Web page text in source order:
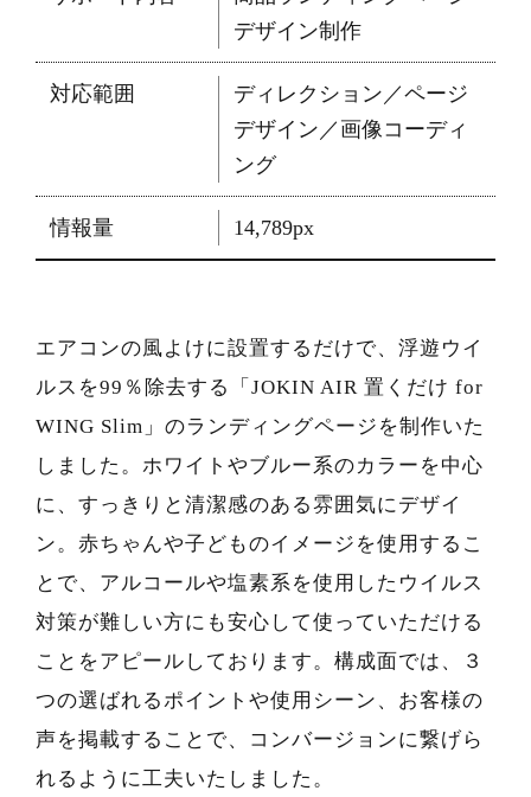
デザイン制作
対応範囲
ディレクション／ページ
デザイン／画像コーディ
ング
情報量 14,789px
エアコンの風よけに設置するだけで、浮遊ウイ
ルスを99％除去する「JOKIN AIR 置くだけ for
WING Slim」のランディングページを制作いた
しました。ホワイトやブルー系のカラーを中心
に、すっきりと清潔感のある雰囲気にデザイ
ン。赤ちゃんや子どものイメージを使用するこ
とで、アルコールや塩素系を使用したウイルス
対策が難しい方にも安心して使っていただける
ことをアピールしております。構成面では、３
つの選ばれるポイントや使用シーン、お客様の
声を掲載することで、コンバージョンに繋げら
れるように工夫いたしました。